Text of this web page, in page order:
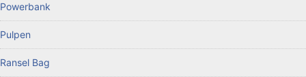
Powerbank
Pulpen
Ransel Bag